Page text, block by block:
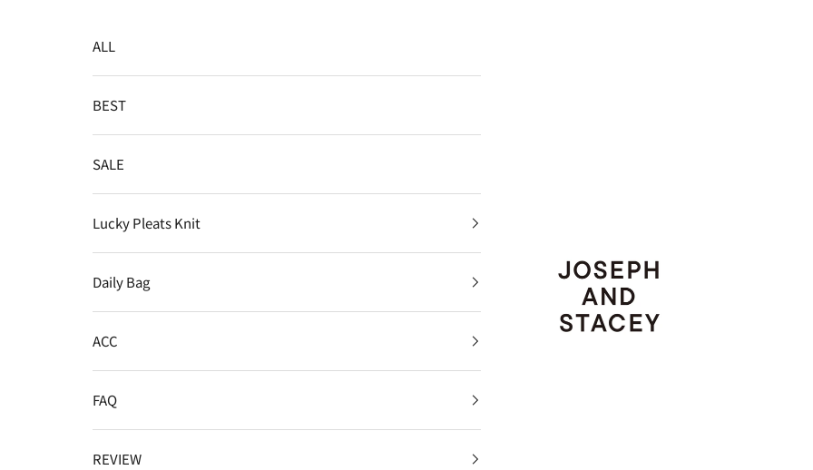
JOSEPH AND STACEY JAPAN
ALL
BEST
SALE
Lucky Pleats Knit
Daily Bag
ACC
FAQ
REVIEW